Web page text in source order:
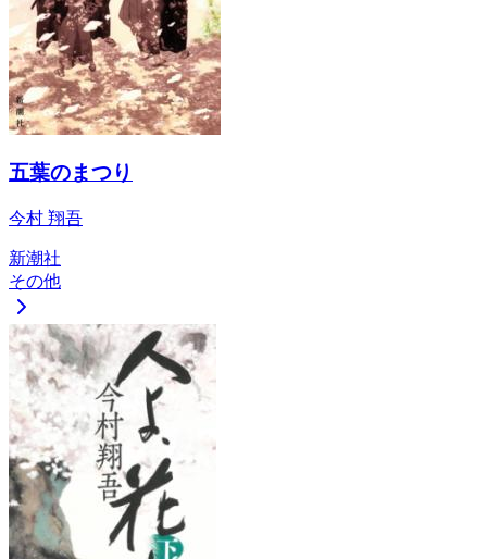
五葉のまつり
今村 翔吾
新潮社
その他